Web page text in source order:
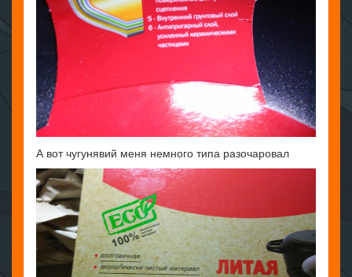
А вот чугунявий меня немного типа разочаровал